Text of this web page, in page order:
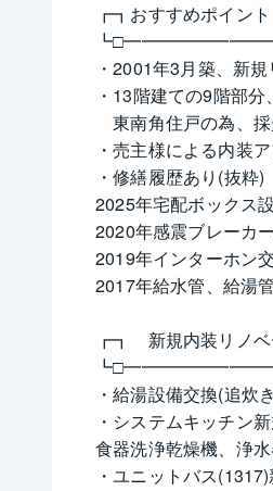
┏┓おすすめポイント
・2001年3月築、新
・13階建ての9階部
東南角住戸の為、
・売主様による内装
・修繕履歴あり(抜粋)
2025年宅配ボックス設
2020年感震ブレーカ
2019年インターホン
2017年給水管、給湯
┏┓　新規内装リノ
・給湯設備交換(追炊
・システムキッチン
食器洗浄乾燥機、浄
・ユニットバス